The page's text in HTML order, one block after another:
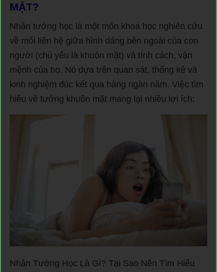
MẶT?
Nhân tướng học là một môn khoa học nghiên cứu
về mối liên hệ giữa hình dáng bên ngoài của con
người (chủ yếu là khuôn mặt) và tính cách, vận
mệnh của họ. Nó dựa trên quan sát, thống kê và
kinh nghiệm đúc kết qua hàng ngàn năm. Việc tìm
hiểu về tướng khuôn mặt mang lại nhiều lợi ích:
Nhân Tướng Học Là Gì? Tại Sao Nên Tìm Hiểu